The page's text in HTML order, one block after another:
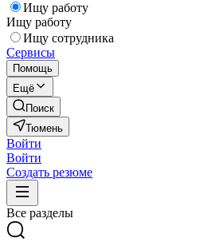
Ищу работу
Ищу работу
Ищу сотрудника
Сервисы
Помощь
Ещё
Поиск
Тюмень
Войти
Войти
Создать резюме
Все разделы